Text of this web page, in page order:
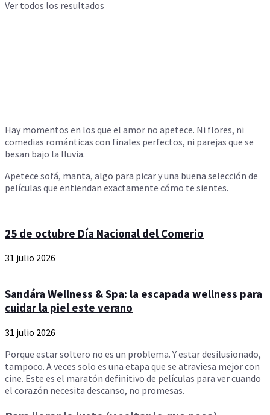
Ver todos los resultados
Hay momentos en los que el amor no apetece. Ni flores, ni
comedias románticas con finales perfectos, ni parejas que se
besan bajo la lluvia.
Apetece sofá, manta, algo para picar y una buena selección de
películas que entiendan exactamente cómo te sientes.
25 de octubre Día Nacional del Comerio
31 julio 2026
Sandára Wellness & Spa: la escapada wellness para
cuidar la piel este verano
31 julio 2026
Porque estar soltero no es un problema. Y estar desilusionado,
tampoco. A veces solo es una etapa que se atraviesa mejor con
cine. Este es el maratón definitivo de películas para ver cuando
el corazón necesita descanso, no promesas.